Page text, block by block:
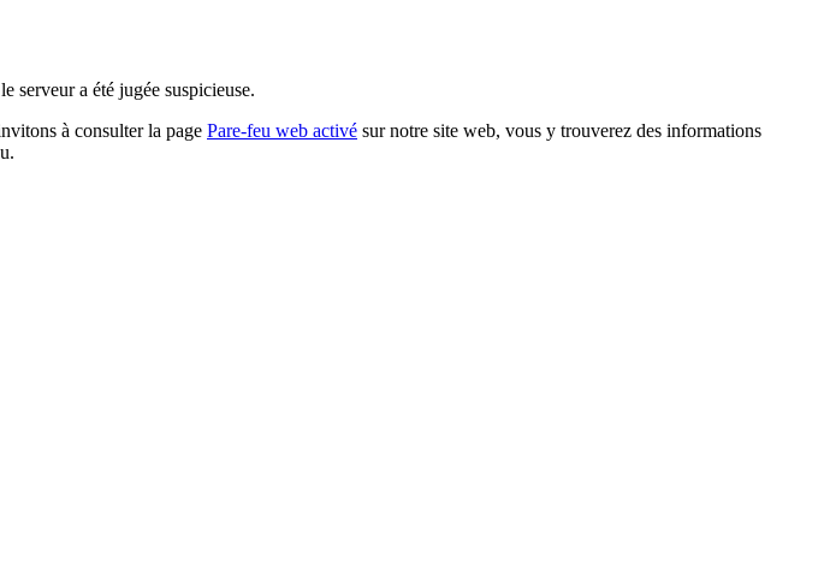
serveur a été jugée suspicieuse.
à consulter la page Pare-feu web activé sur notre site web, vous y trouverez des informations